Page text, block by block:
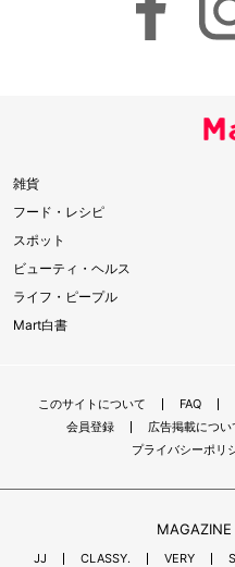
雑貨
フード・レシピ
スポット
ビューティ・ヘルス
ライフ・ピープル
Mart白書
このサイトについて FAQ
会員登録
広告掲載につい
プライバシーポリ
MAGAZINE
JJ CLASSY. VERY